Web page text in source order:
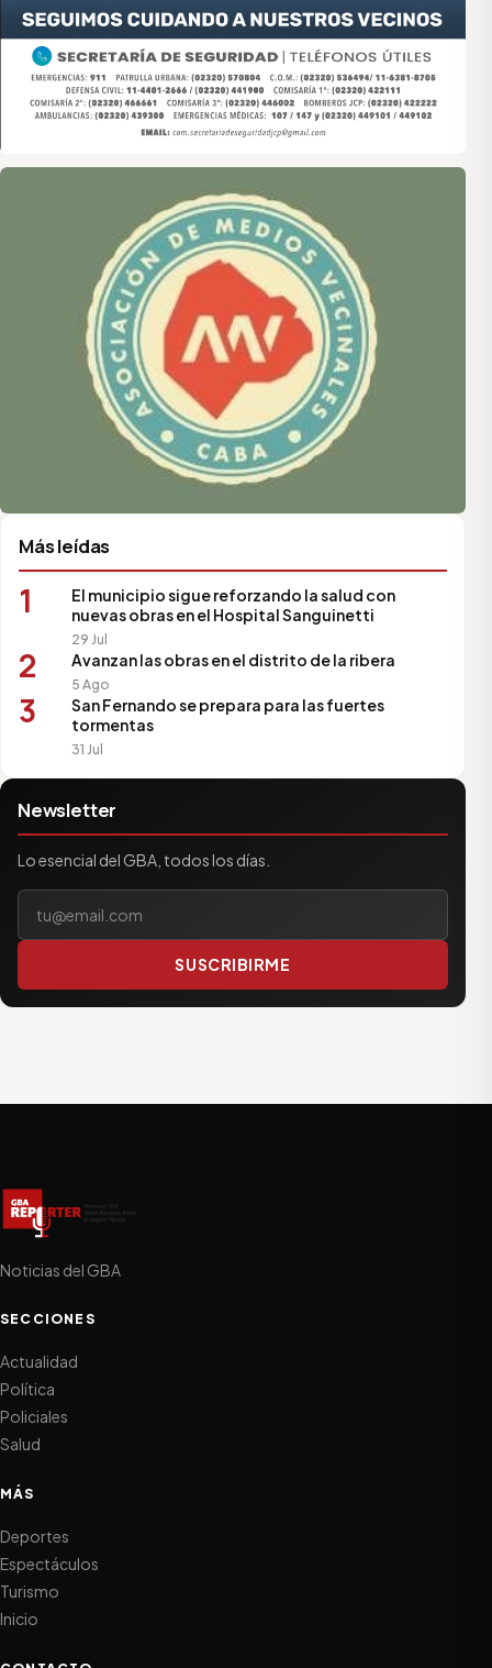
Asociación de Medios Vecinales
Más leídas
1
El municipio sigue reforzando la salud con
nuevas obras en el Hospital Sanguinetti
29 Jul
2 Avanzan las obras en el distrito de la ribera
5 Ago
3
San Fernando se prepara para las fuertes
tormentas
31 Jul
Newsletter
Lo esencial del GBA, todos los días.
SUSCRIBIRME
Noticias del GBA
SECCIONES
Actualidad
Política
Policiales
Salud
MÁS
Deportes
Espectáculos
Turismo
Inicio